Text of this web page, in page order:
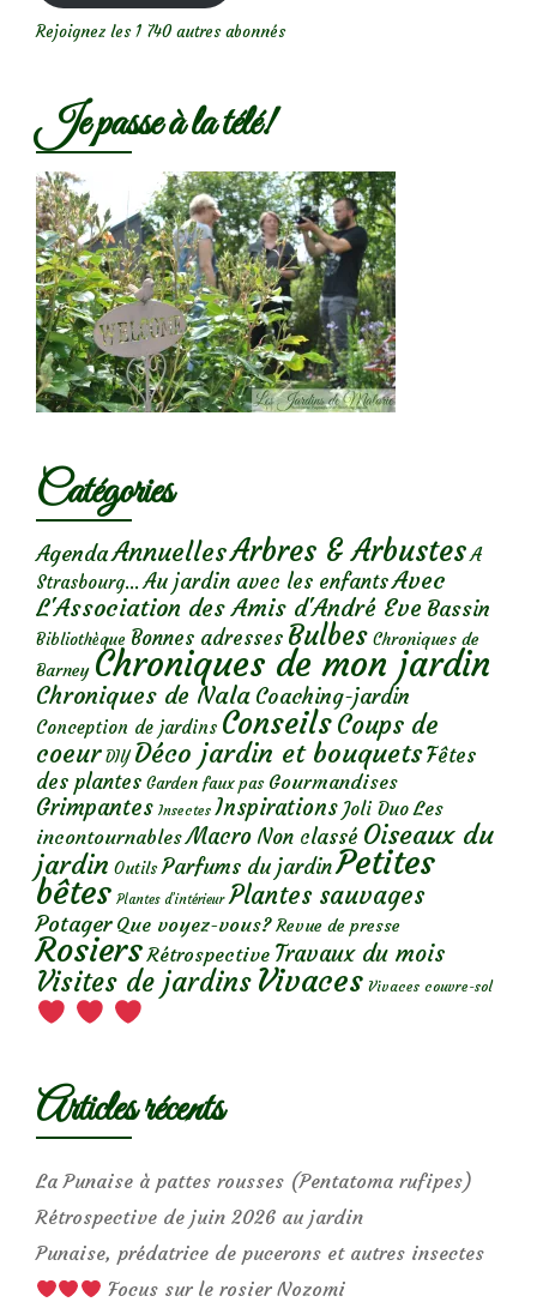
Rejoignez les 1 740 autres abonnés
Je passe à la télé!
Catégories
AgendaAnnuellesArbres & Arbustes A
Strasbourg... Au jardin avec les enfantsAvec
L'Association des Amis d'André Eve Bassin
Bibliothèque Bonnes adresses Bulbes Chroniques de
Barney Chroniques de mon jardin
Chroniques de Nala Coaching-jardin
Conception de jardins ConseilsCoups de
coeur DIY Déco jardin et bouquetsFêtes
des plantes Garden faux pas Gourmandises
Grimpantes Insectes Inspirations Joli Duo Les
incontournables Macro Non classé Oiseaux du
jardin Outils Parfums du jardinPetites
bêtes Plantes d’intérieur Plantes sauvages
Potager Que voyez-vous? Revue de presse
Rosiers Rétrospective Travaux du mois
Visites de jardins Vivaces Vivaces couvre-sol
Articles récents
La Punaise à pattes rousses (Pentatoma rufipes)
Rétrospective de juin 2026 au jardin
Punaise, prédatrice de pucerons et autres insectes
Focus sur le rosier Nozomi